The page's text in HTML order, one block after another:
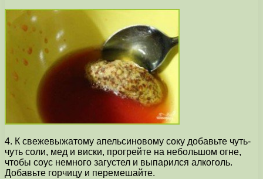
4. К свежевыжатому апельсиновому соку добавьте чуть-
чуть соли, мед и виски, прогрейте на небольшом огне,
чтобы соус немного загустел и выпарился алкоголь.
Добавьте горчицу и перемешайте.